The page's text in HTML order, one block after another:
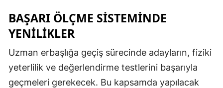
BAŞARI ÖLÇME SISTEMINDE
YENILIKLER
Uzman erbaşlığa geçiş sürecinde adayların, fiziki
yeterlilik ve değerlendirme testlerini başarıyla
geçmeleri gerekecek. Bu kapsamda yapılacak